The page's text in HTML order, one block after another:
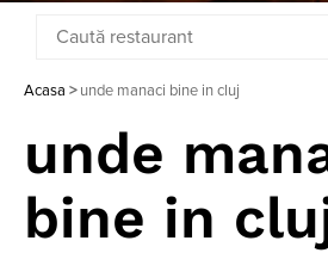
Acasa > unde manaci bine in cluj
unde
bine in